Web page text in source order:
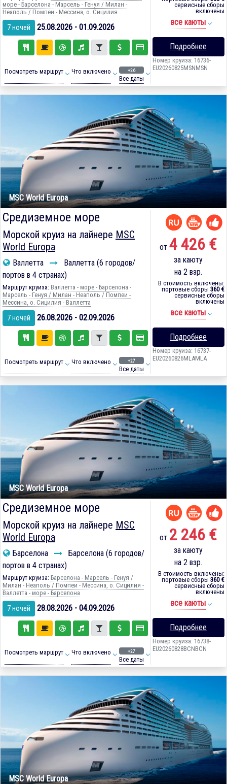
море - Барселона - Марсель - Генуя / Милан -
Неаполь / Помпеи - Мессина, о. Сицилия
7 ночей 25.08.2026 - 01.09.2026
Посмотреть маршрут Что включено +26
Все даты
сервисные сборы
включены
все каюты
Подробнее
Номер круиза: 16736-
EU20260825MSNMSN
MSC World Europa
Средиземное море
Морской круиз на лайнере MSC
World Europa
Валлетта
Валлетта (6 городов/
портов в 4 странах)
Маршрут круиза: Валлетта - море - Барселона -
Марсель - Генуя / Милан - Неаполь / Помпеи -
Мессина, о. Сицилия - Валлетта
7 ночей 26.08.2026 - 02.09.2026
Посмотреть маршрут Что включено +27
Все даты
от4 426 €
за каюту
на 2 взр.
В стоимость включены:
портовые сборы 360 €
сервисные сборы
включены
все каюты
Подробнее
Номер круиза: 16737-
EU20260826MLAMLA
MSC World Europa
Средиземное море
Морской круиз на лайнере MSC
World Europa
Барселона
Барселона (6 городов/
портов в 4 странах)
Маршрут круиза: Барселона - Марсель - Генуя /
Милан - Неаполь / Помпеи - Мессина, о. Сицилия -
Валлетта - море - Барселона
7 ночей 28.08.2026 - 04.09.2026
Посмотреть маршрут Что включено +27
Все даты
от 2 246 €
за каюту
на 2 взр.
В стоимость включены:
портовые сборы 360 €
сервисные сборы
включены
все каюты
Подробнее
Номер круиза: 16738-
EU20260828BCNBCN
MSC World Europa